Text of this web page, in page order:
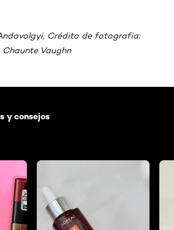
Crédito de fotografía:
Chaunte Vaughn
y consejos